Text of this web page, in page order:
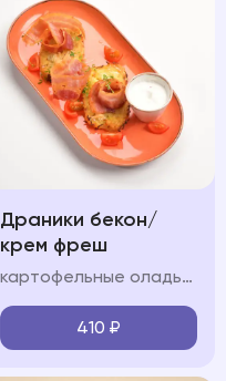
Драники бекон/
крем фреш
картофельные оладьи, обжаренный бекон, сметанно-сливочный крем,, зелень, сметана
410 ₽